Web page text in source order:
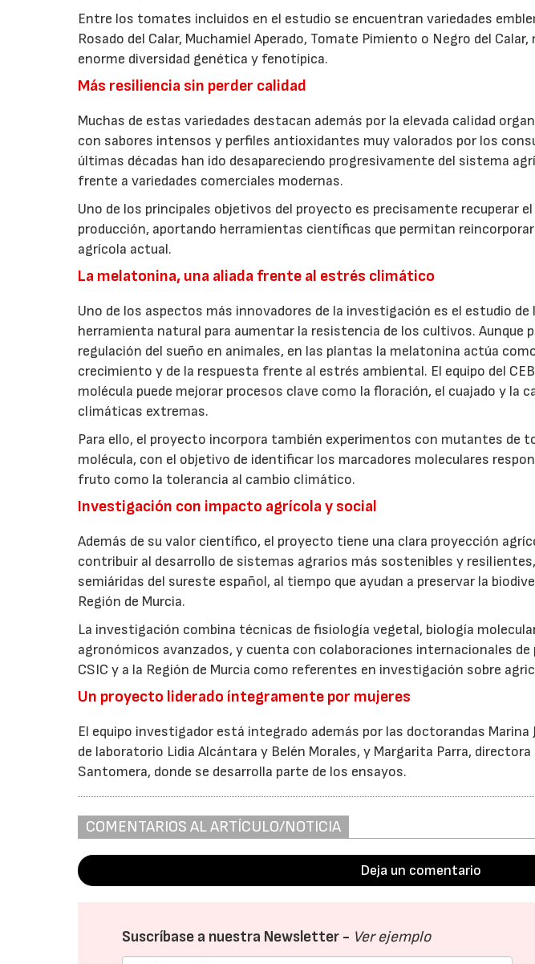
Entre los tomates incluidos en el estudio se encuentran variedades
Rosado del Calar, Muchamiel Aperado, Tomate Pimiento o Negro del
enorme diversidad genética y fenotípica.
Más resiliencia sin perder calidad
Muchas de estas variedades destacan además por la elevada calidad
con sabores intensos y perfiles antioxidantes muy valorados por los
últimas décadas han ido desapareciendo progresivamente del sistema
frente a variedades comerciales modernas.
Uno de los principales objetivos del proyecto es precisamente recuperar
producción, aportando herramientas científicas que permitan
agrícola actual.
La melatonina, una aliada frente al estrés climático
Uno de los aspectos más innovadores de la investigación es el estudio
herramienta natural para aumentar la resistencia de los cultivos. Aunque
regulación del sueño en animales, en las plantas la melatonina actúa
crecimiento y de la respuesta frente al estrés ambiental. El equipo del
molécula puede mejorar procesos clave como la floración, el cuajado y la
climáticas extremas.
Para ello, el proyecto incorpora también experimentos con mutantes de
molécula, con el objetivo de identificar los marcadores moleculares
fruto como la tolerancia al cambio climático.
Investigación con impacto agrícola y social
Además de su valor científico, el proyecto tiene una clara proyección
contribuir al desarrollo de sistemas agrarios más sostenibles y
semiáridas del sureste español, al tiempo que ayudan a preservar la
Región de Murcia.
La investigación combina técnicas de fisiología vegetal, biología
agronómicos avanzados, y cuenta con colaboraciones internacionales de
CSIC y a la Región de Murcia como referentes en investigación sobre
Un proyecto liderado íntegramente por mujeres
El equipo investigador está integrado además por las doctorandas
de laboratorio Lidia Alcántara y Belén Morales, y Margarita Parra,
Santomera, donde se desarrolla parte de los ensayos.
COMENTARIOS AL ARTÍCULO/NOTICIA
Deja un comentario
Suscríbase a nuestra Newsletter - Ver ejemplo